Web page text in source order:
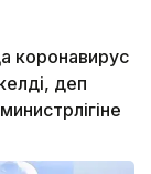
коронавирус
деп